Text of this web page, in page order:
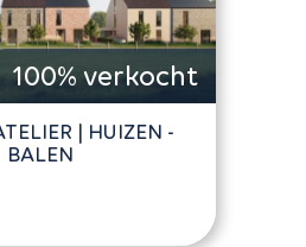
100% verkocht
| HUIZEN -
BALEN